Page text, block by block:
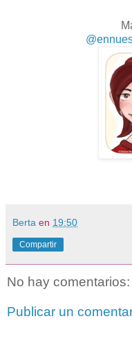
Berta en 19:50
Compartir
No hay comentarios:
Publicar un